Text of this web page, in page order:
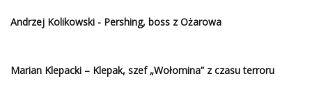
Andrzej Kolikowski - Pershing, boss z Ożarowa
Marian Klepacki – Klepak, szef „Wołomina” z czasu terroru